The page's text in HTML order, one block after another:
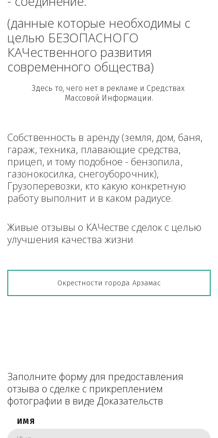
(данные которые необходимы с
целью БЕЗОПАСНОГО
КАЧественного развития
современного общества)
Здесь то, чего нет в рекламе и Средствах
Массовой Информации.
Собственность в аренду (земля, дом, баня,
гараж, техника, плавающие средства,
прицеп, и тому подобное - бензопила,
газонокосилка, снегоуборочник),
Грузоперевозки, кто какую конкретную
работу выполнит и в каком радиусе.
Живые отзывы о КАЧестве сделок с целью
улучшения качества жизни
Окрестности города Арзамас
Заполните форму для предоставления
отзыва о сделке с прикреплением
фотографии в виде Доказательств
ИМЯ